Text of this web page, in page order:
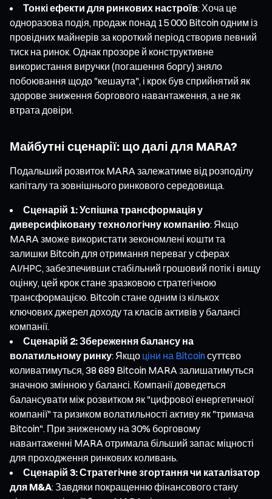
Тонкі ефекти для ринкових настроїв: Хоча це
одноразова подія, продаж понад 15 000 Bitcoin одним із
провідних майнерів за короткий період створив певний
тиск на ринок. Однак прозоре й конструктивне
використання виручки (погашення боргу) зняло
побоювання щодо "кешаута", і крок був сприйнятий як
здорове зниження боргового навантаження, а не як
втрата довіри.
Майбутні сценарії: що далі для MARA?
Подальший розвиток MARA залежатиме від розподілу
капіталу та зовнішнього ринкового середовища.
Сценарій 1: Успішна трансформація у
диверсифіковану технологічну компанію: Якщо
MARA зможе використати зекономлені кошти та
залишки Bitcoin для отримання переваг у сферах
AI/HPC, забезпечивши стабільний грошовий потік і вищу
оцінку, цей крок стане зразковою стратегічною
трансформацією. Bitcoin стане одним із кількох
ключових джерел доходу та класів активів у балансі
компанії.
Сценарій 2: Збереження балансу на
волатильному ринку: Якщо ціни на Bitcoinсуттєво
коливатимуться, 38 689 Bitcoin MARA залишатимуться
значною змінною у балансі. Компанії доведеться
балансувати між розвитком як "цифрової енергетичної
компанії" та ризиком волатильності активу як "тримача
Bitcoin". При зниженому на 30% борговому
навантаженні MARA отримала більший запас міцності
для проходження ринкових коливань.
Сценарій 3: Стратегічне згортання чи каталізатор
для M&A: Завдяки покращенню фінансового стану